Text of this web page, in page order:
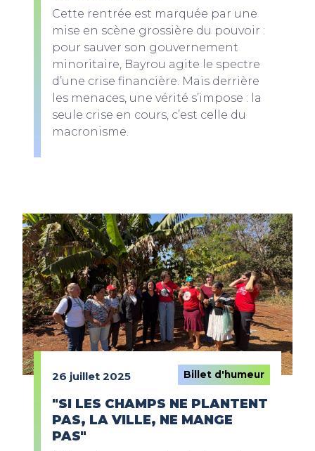
Cette rentrée est marquée par une
mise en scène grossière du pouvoir :
pour sauver son gouvernement
minoritaire, Bayrou agite le spectre
d’une crise financière. Mais derrière
les menaces, une vérité s’impose : la
seule crise en cours, c’est celle du
macronisme.
26 juillet 2025 Billet d'humeur
"SI LES CHAMPS NE PLANTENT
PAS, LA VILLE, NE MANGE
PAS"